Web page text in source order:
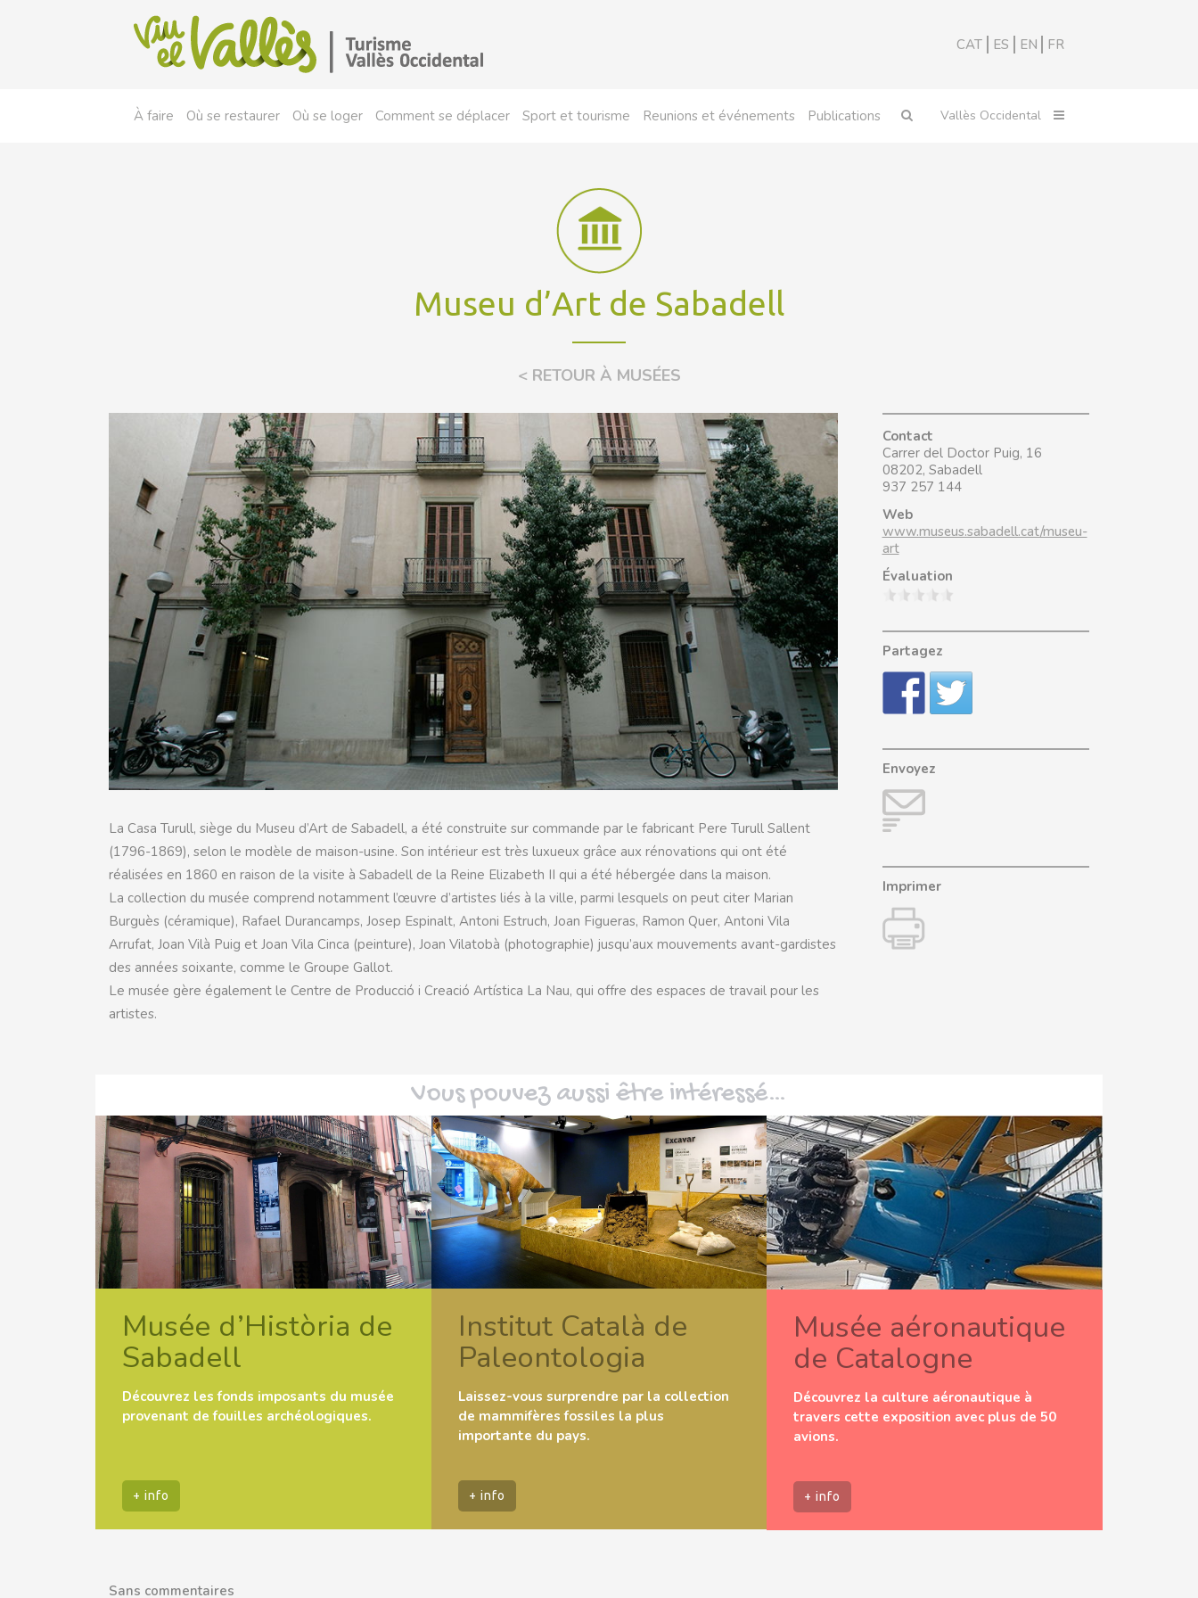
CAT ES EN FR
À faire Où se restaurer Où se loger Comment se déplacer Sport et tourisme Reunions et événements Publications
Museu d’Art de Sabadell
< RETOUR À MUSÉES
La Casa Turull, siège du Museu d’Art de Sabadell, a été construite sur commande par le fabricant Pere Turull Sallent
(1796-1869), selon le modèle de maison-usine. Son intérieur est très luxueux grâce aux rénovations qui ont été
réalisées en 1860 en raison de la visite à Sabadell de la Reine Elizabeth II qui a été hébergée dans la maison.
La collection du musée comprend notamment l’œuvre d’artistes liés à la ville, parmi lesquels on peut citer Marian
Burguès (céramique), Rafael Durancamps, Josep Espinalt, Antoni Estruch, Joan Figueras, Ramon Quer, Antoni Vila
Arrufat, Joan Vilà Puig et Joan Vila Cinca (peinture), Joan Vilatobà (photographie) jusqu’aux mouvements avant-gardistes
des années soixante, comme le Groupe Gallot.
Le musée gère également le Centre de Producció i Creació Artística La Nau, qui offre des espaces de travail pour les
artistes.
Contact
Carrer del Doctor Puig, 16
08202, Sabadell
937 257 144
Web
www.museus.sabadell.cat/museu-
art
Évaluation
Partagez
Envoyez
Imprimer
Vous pouvez aussi être intéressé…
Musée d’Història de
Sabadell
Découvrez les fonds imposants du musée
provenant de fouilles archéologiques.
+ info
Institut Català de
Paleontologia
Laissez-vous surprendre par la collection
de mammifères fossiles la plus
importante du pays.
+ info
Musée aéronautique
de Catalogne
Découvrez la culture aéronautique à
travers cette exposition avec plus de 50
avions.
+ info
Sans commentaires